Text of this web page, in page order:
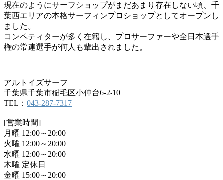
現在のようにサーフショップがまだあまり存在しない頃、千
葉西エリアの本格サーフィンプロショップとしてオープンし
ました。
コンペティターが多く在籍し、プロサーファーや全日本選手
権の常連選手が何人も輩出されました。
アルトイズサーフ
千葉県千葉市稲毛区小仲台6-2-10
TEL： 043-287-7317
[営業時間]
月曜 12:00～20:00
火曜 12:00～20:00
水曜 12:00～20:00
木曜 定休日
金曜 15:00～20:00